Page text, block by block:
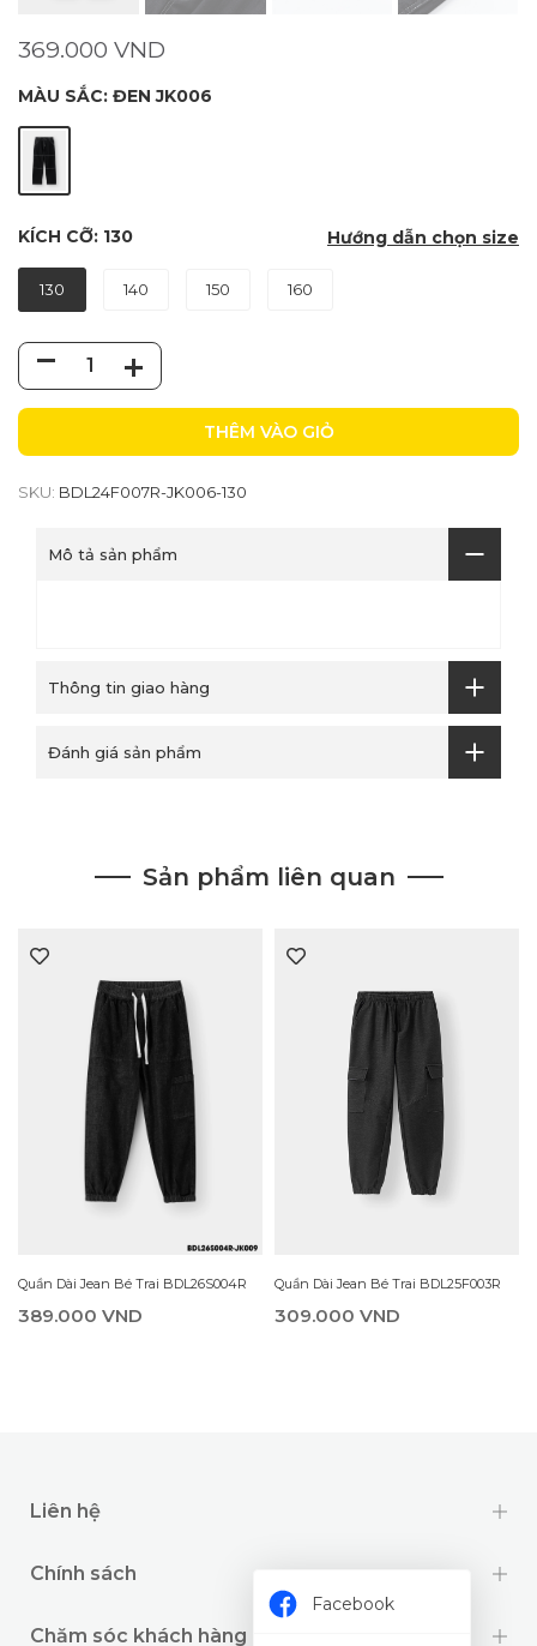
369.000 VND
MÀU SẮC: ĐEN JK006
KÍCH CỠ: 130 Hướng dẫn chọn size
130 140 150 160
THÊM VÀO GIỎ
SKU: BDL24F007R-JK006-130
Mô tả sản phẩm
Thông tin giao hàng
Đánh giá sản phẩm
Sản phẩm liên quan
Quần Dài Jean Bé Trai BDL26S004R
389.000 VND
Quần Dài Jean Bé Trai BDL25F003R
309.000 VND
Liên hệ
Chính sách
Chăm sóc khách hàng
Facebook